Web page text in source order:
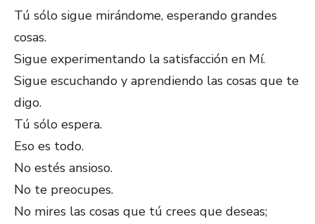
Tú sólo sigue mirándome, esperando grandes
cosas.
Sigue experimentando la satisfacción en Mí.
Sigue escuchando y aprendiendo las cosas que te
digo.
Tú sólo espera.
Eso es todo.
No estés ansioso.
No te preocupes.
No mires las cosas que tú crees que deseas;